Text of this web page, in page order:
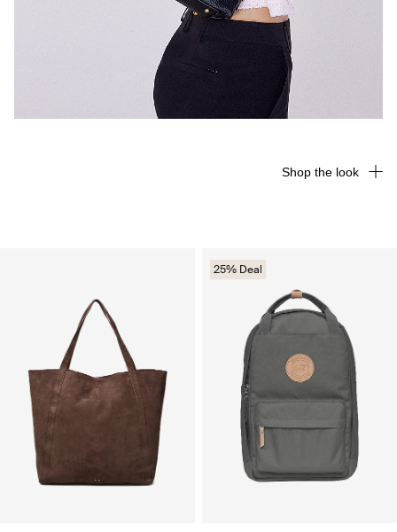
25% Deal
Shop the look